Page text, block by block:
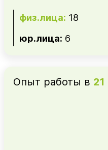
физ.лица: 18
юр.лица: 6
Опыт работы в 21